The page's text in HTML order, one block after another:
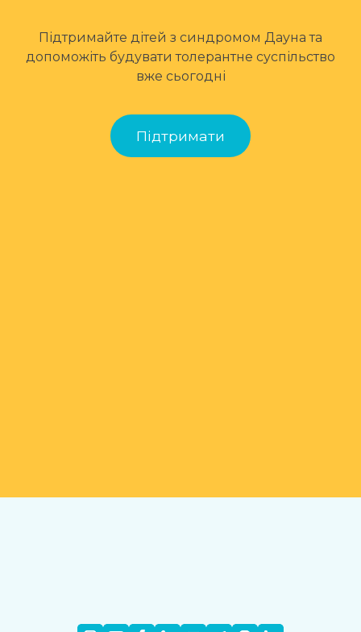
Підтримайте дітей з синдромом Дауна та
допоможіть будувати толерантне суспільство
вже сьогодні
Підтримати